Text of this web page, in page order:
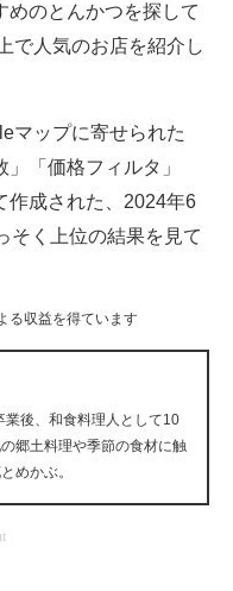
めのとんかつを探して
で人気のお店を紹介し
マップに寄せられた
」「価格フィルタ」
作成された、2024年6
そく上位の結果を見て
る収益を得ています
後、和食料理人として10
郷土料理や季節の食材に触
めかぶ。